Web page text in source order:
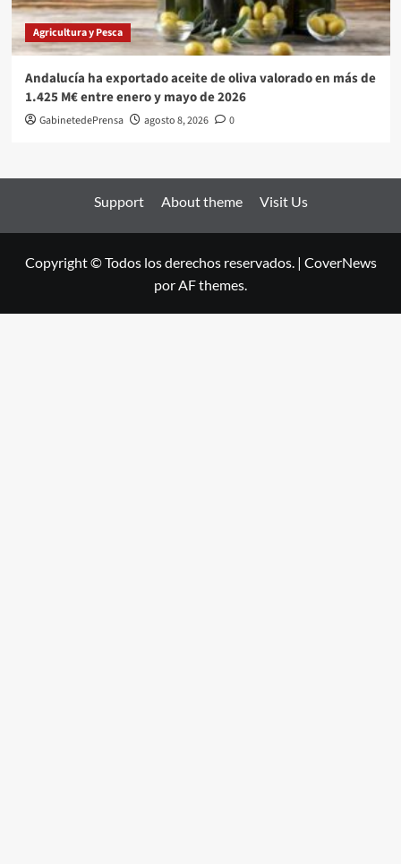
Agricultura y Pesca
Andalucía ha exportado aceite de oliva valorado en más de
1.425 M€ entre enero y mayo de 2026
GabinetedePrensa agosto 8, 2026 0
Support About theme Visit Us
Copyright © Todos los derechos reservados. | CoverNews
por AF themes.